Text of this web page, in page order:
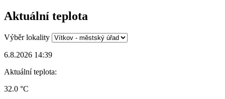
Aktuální teplota
Výběr lokality
6.8.2026 14:39
Aktuální teplota:
32.0 °C